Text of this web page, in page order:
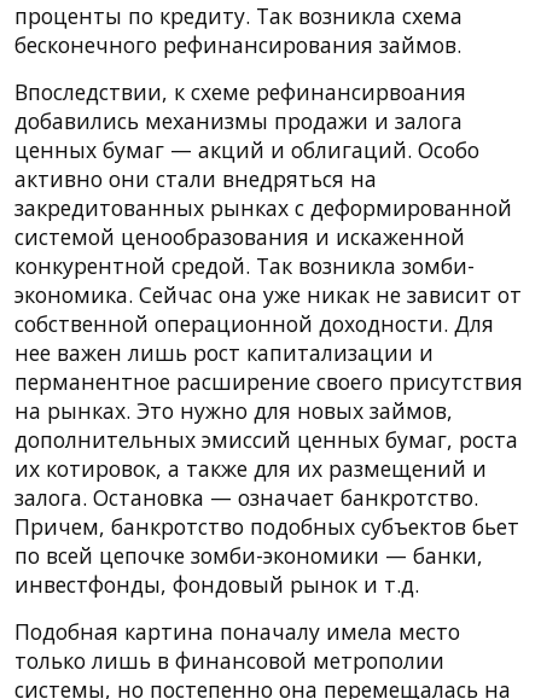
проценты по кредиту. Так возникла схема
бесконечного рефинансирования займов.
Впоследствии, к схеме рефинансирвоания
добавились механизмы продажи и залога
ценных бумаг — акций и облигаций. Особо
активно они стали внедряться на
закредитованных рынках с деформированной
системой ценообразования и искаженной
конкурентной средой. Так возникла зомби-
экономика. Сейчас она уже никак не зависит от
собственной операционной доходности. Для
нее важен лишь рост капитализации и
перманентное расширение своего присутствия
на рынках. Это нужно для новых займов,
дополнительных эмиссий ценных бумаг, роста
их котировок, а также для их размещений и
залога. Остановка — означает банкротство.
Причем, банкротство подобных субъектов бьет
по всей цепочке зомби-экономики — банки,
инвестфонды, фондовый рынок и т.д.
Подобная картина поначалу имела место
только лишь в финансовой метрополии
системы, но постепенно она перемещалась на